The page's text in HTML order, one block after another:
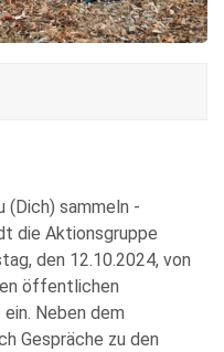
(Dich) sammeln -
die Aktionsgruppe
den 12.10.2024, von
öffentlichen
Neben dem
Gespräche zu den